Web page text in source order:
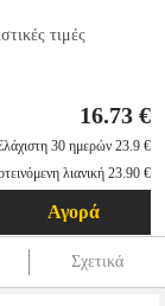
τιμές
16.73 €
30 ημερών 23.9 €
λιανική 23.90 €
Αγορά
Σχετικά